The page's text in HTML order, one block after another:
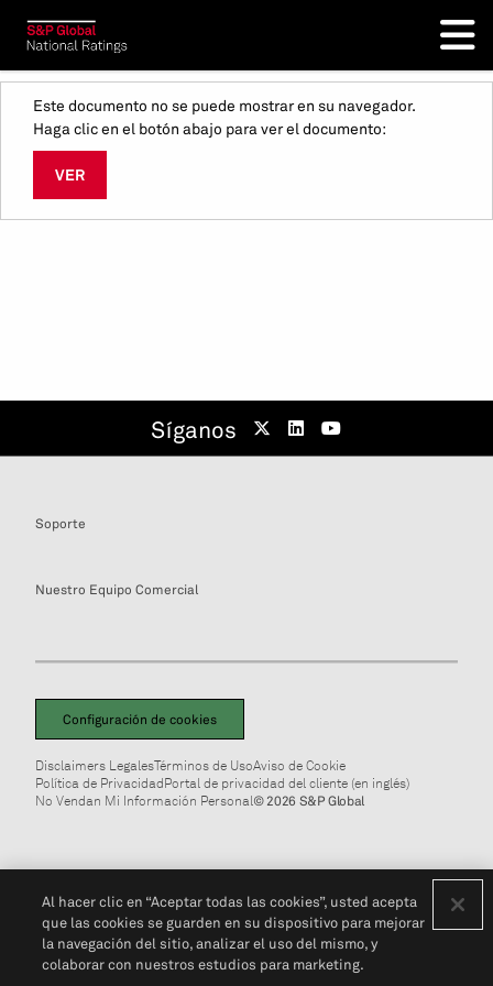
Este documento no se puede mostrar en su navegador.
Haga clic en el botón abajo para ver el documento:
VER
Síganos
Soporte
Nuestro Equipo Comercial
Configuración de cookies
Disclaimers LegalesTérminos de UsoAviso de Cookie
Política de PrivacidadPortal de privacidad del cliente (en inglés)
No Vendan Mi Información Personal© 2026 S&P Global
Al hacer clic en “Aceptar todas las cookies”, usted acepta
que las cookies se guarden en su dispositivo para mejorar
la navegación del sitio, analizar el uso del mismo, y
colaborar con nuestros estudios para marketing.